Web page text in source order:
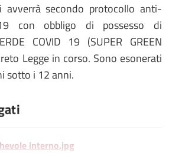
avverrà secondo protocollo anti-
con obbligo di possesso di
COVID 19 (SUPER GREEN
Legge in corso. Sono esonerati
sotto i 12 anni.
interno.jpg